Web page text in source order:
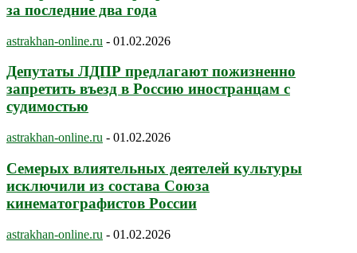
за последние два года
astrakhan-online.ru - 01.02.2026
Депутаты ЛДПР предлагают пожизненно
запретить въезд в Россию иностранцам с
судимостью
astrakhan-online.ru - 01.02.2026
Семерых влиятельных деятелей культуры
исключили из состава Союза
кинематографистов России
astrakhan-online.ru - 01.02.2026